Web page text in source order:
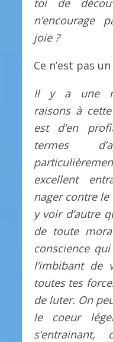
n’encourage
joie ?
Ce n’est pas
Il y a une
raisons à
est d’en
termes
excellent
nager contre
y voir d’autre
de toute
conscience
l’imbibant
toutes tes
de luter. On
le coeur